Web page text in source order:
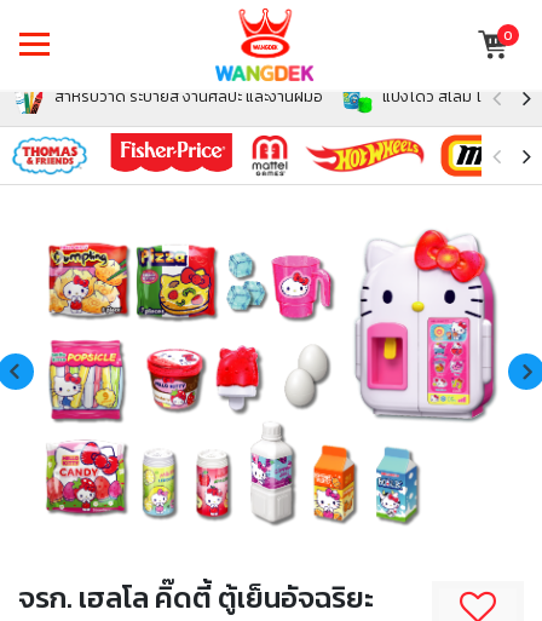
0
สำหรับวาด ระบายสี งานศิลปะ และงานฝีมือ แป้งโดว์ สไลม์ โฟม สำห
จรก. เฮลโล คิ๊ดตี้ ตู้เย็นอัจฉริยะ